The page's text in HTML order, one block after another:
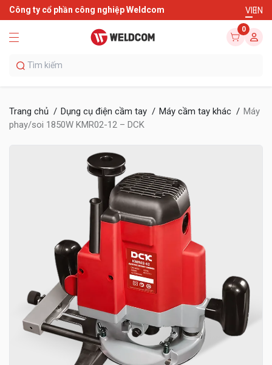
Công ty cổ phần công nghiệp Weldcom VIEN
0
Trang chủ Dụng cụ điện cầm tay Máy cầm tay khác
Máy
phay/soi 1850W KMR02-12 – DCK